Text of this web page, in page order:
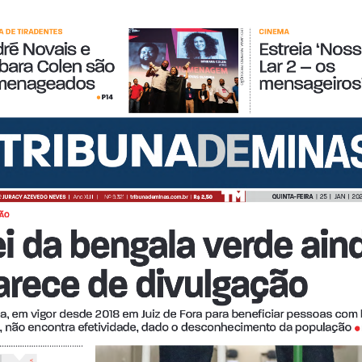
Account Password Reset Conteúdo restrito
© 2026 Tribuna Impressa • Built withGeneratePress
em vigor desde 2018 em Juiz de Fora para beneficiar pessoas com
não encontra efetividade, dado o desconhecimento da população •
da bengala verde
de divulgação
JURACY AZEVEDO NEVES Ano XLIII   |     Nº 9.321  | tribunademinas.com.br
  |
R$ 2,50 QUINTA-FEIRA |  25  |   JAN  |
CINEMA
Estreia
Lar 2 – os
DE TIRADENTES
• P14
Novais e
Colen são
LEO LARA/UNIVERSO PRODUÇÃO